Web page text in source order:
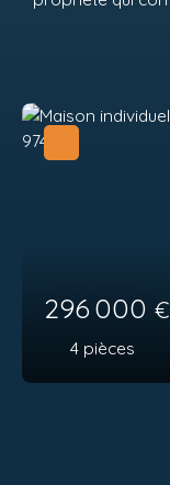
296 000 €
4 pièces